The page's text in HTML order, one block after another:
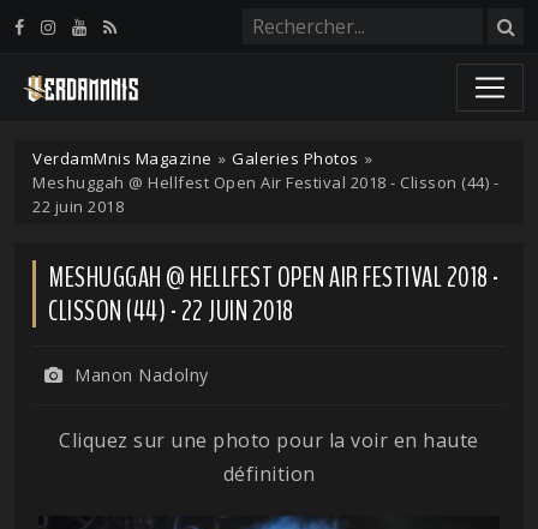
VerdamMnis Magazine » Galeries Photos »
Meshuggah @ Hellfest Open Air Festival 2018 - Clisson (44) -
22 juin 2018
MESHUGGAH @ HELLFEST OPEN AIR FESTIVAL 2018 -
CLISSON (44) - 22 JUIN 2018
Manon Nadolny
Cliquez sur une photo pour la voir en haute
définition
Panneau de gestion des cookies